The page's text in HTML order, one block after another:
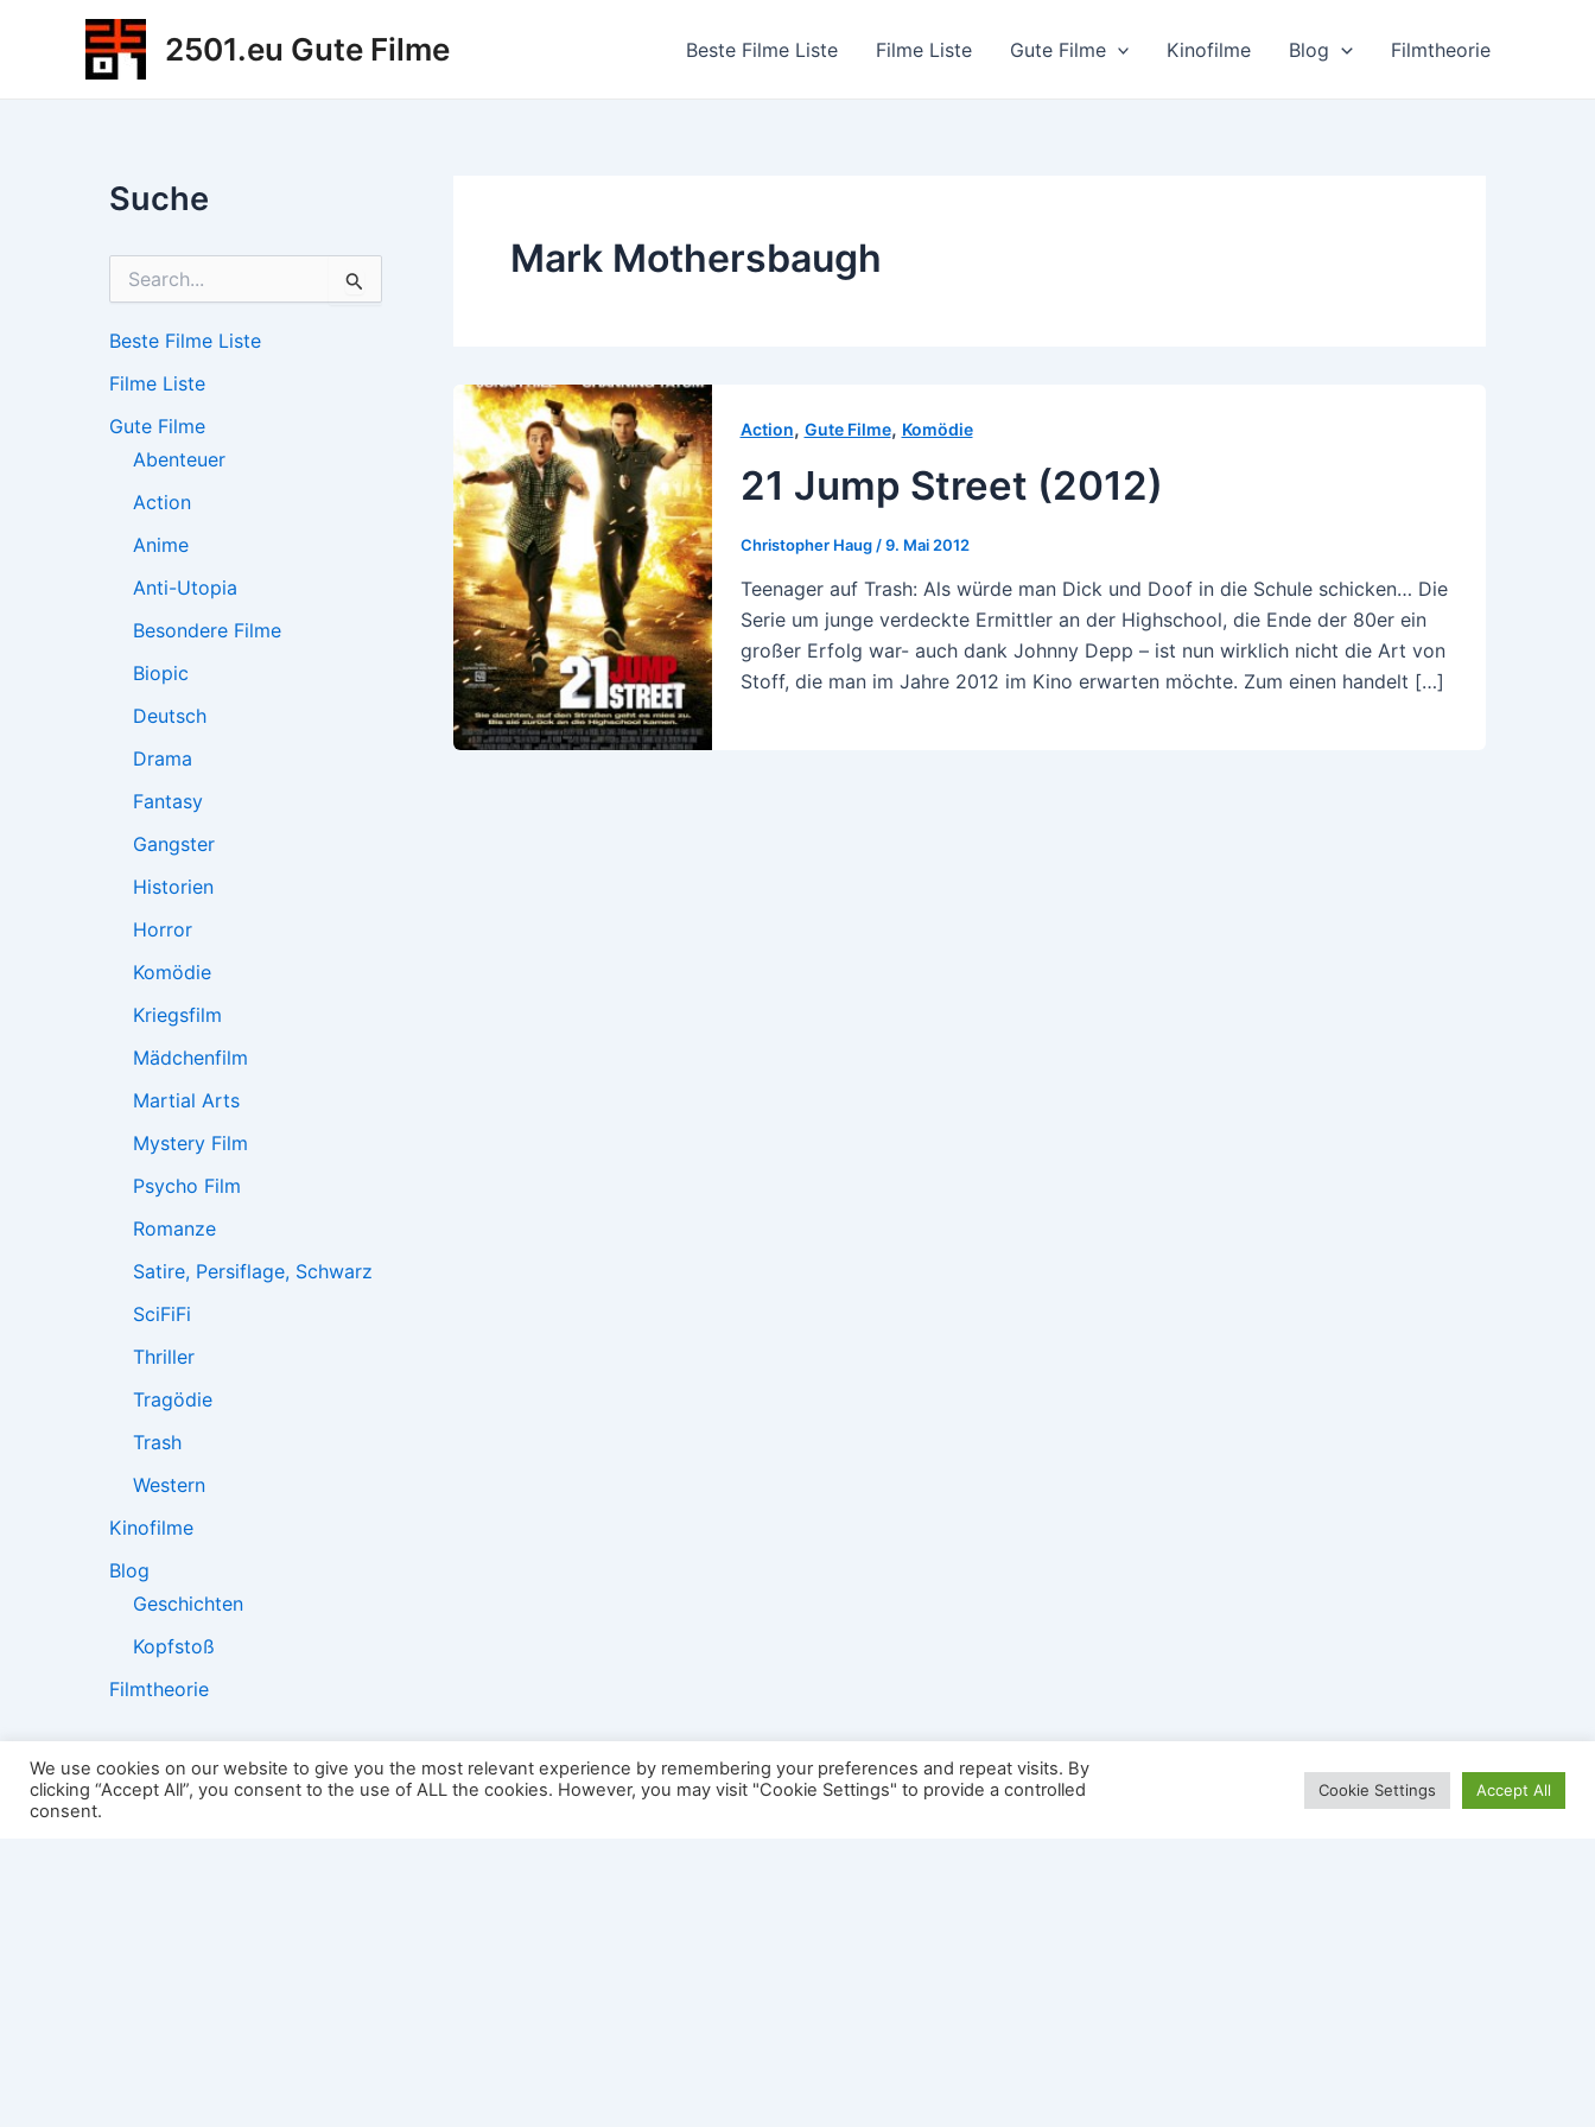
2501.eu Gute Filme Beste Filme Liste Filme Liste Gute Filme Kinofilme Blog Filmtheorie
Suche
h
n
a
Beste Filme Liste
Filme Liste
Gute Filme
Abenteuer
Action
Anime
Anti-Utopia
Besondere Filme
Biopic
Deutsch
Drama
Fantasy
Gangster
Historien
Horror
Komödie
Kriegsfilm
Mädchenfilm
Martial Arts
Mystery Film
Psycho Film
Romanze
Satire, Persiflage, Schwarz
SciFiFi
Thriller
Tragödie
Trash
Western
Kinofilme
Blog
Geschichten
Kopfstoß
Filmtheorie
Mark Mothersbaugh
Action, Gute Filme, Komödie
21 Jump Street (2012)
Christopher Haug /9. Mai 2012
Teenager auf Trash: Als würde man Dick und Doof in die Schule schicken… Die
Serie um junge verdeckte Ermittler an der Highschool, die Ende der 80er ein
großer Erfolg war- auch dank Johnny Depp – ist nun wirklich nicht die Art von
Stoff, die man im Jahre 2012 im Kino erwarten möchte. Zum einen handelt […]
2501:
We use cookies on our website to give you the most relevant experience by remembering your preferences and repeat visits. By
clicking “Accept All”, you consent to the use of ALL the cookies. However, you may visit "Cookie Settings" to provide a controlled
consent.
Cookie Settings Accept All